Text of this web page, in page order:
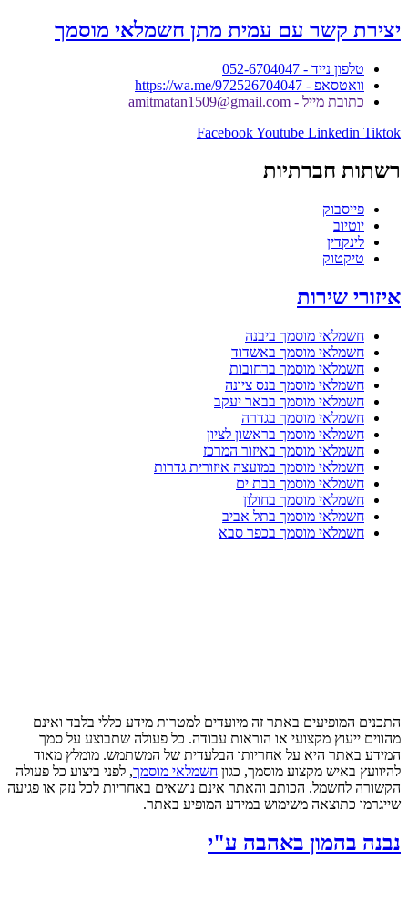
יצירת קשר עם עמית מתן חשמלאי מוסמך
טלפון נייד - 052-6704047
וואטסאפ - https://wa.me/972526704047
כתובת מייל - amitmatan1509@gmail.com
FacebookYoutube Linkedin Tiktok
רשתות חברתיות
פייסבוק
יוטיוב
לינקדין
טיקטוק
איזורי שירות
חשמלאי מוסמך ביבנה
חשמלאי מוסמך באשדוד
חשמלאי מוסמך ברחובות
חשמלאי מוסמך בנס ציונה
חשמלאי מוסמך בבאר יעקב
חשמלאי מוסמך בגדרה
חשמלאי מוסמך בראשון לציון
חשמלאי מוסמך באיזור המרכז
חשמלאי מוסמך במועצה איזורית גדרות
חשמלאי מוסמך בבת ים
חשמלאי מוסמך בחולון
חשמלאי מוסמך בתל אביב
חשמלאי מוסמך בכפר סבא
התכנים המופיעים באתר זה מיועדים למטרות מידע כללי בלבד ואינם
מהווים ייעוץ מקצועי או הוראות עבודה. כל פעולה שתבוצע על סמך
המידע באתר היא על אחריותו הבלעדית של המשתמש. מומלץ מאוד
להיוועץ באיש מקצוע מוסמך, כגון חשמלאי מוסמך, לפני ביצוע כל פעולה
הקשורה לחשמל. הכותב והאתר אינם נושאים באחריות לכל נזק או פגיעה
שייגרמו כתוצאה משימוש במידע המופיע באתר.
נבנה בהמון באהבה ע"י